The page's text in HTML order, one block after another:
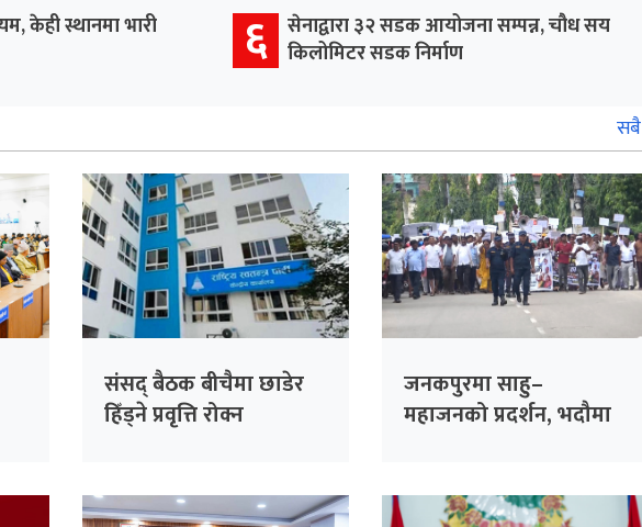
केही स्थानमा भारी
६ सेनाद्वारा ३२ सडक आयोजना सम्पन्न, चौध सय
किलोमिटर सडक निर्माण
सबै
संसद् बैठक बीचैमा छाडेर
हिँड्ने प्रवृत्ति रोक्न
विश्लेषण गरिँदै
जनकपुरमा साहु–
महाजनको प्रदर्शन, भदौमा